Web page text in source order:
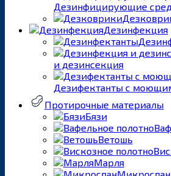
Дезинфицирующие
Дезинфекция
и дезинсекция
Дезифектанты с
Протирочные материалы
Бязи
Ветошь
Марля